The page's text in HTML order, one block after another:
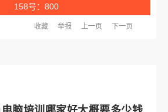
158号：800
收藏 举报 上一页 下一页